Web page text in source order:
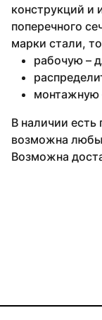
конструкций и
поперечного
марки стали,
рабочую –
монтажную
В наличии
возможна
Возможна